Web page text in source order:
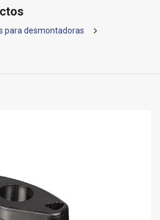
para desmontadoras